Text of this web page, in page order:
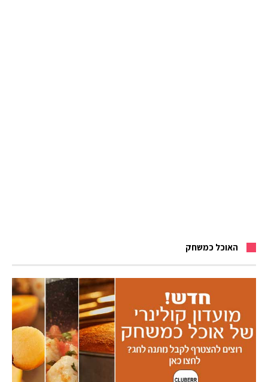
האוכל כמשחק